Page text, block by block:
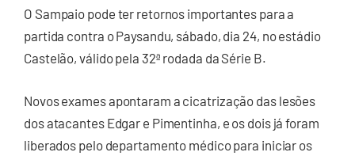
O Sampaio pode ter retornos importantes para a
partida contra o Paysandu, sábado, dia 24, no estádio
Castelão, válido pela 32ª rodada da Série B.
Novos exames apontaram a cicatrização das lesões
dos atacantes Edgar e Pimentinha, e os dois já foram
liberados pelo departamento médico para iniciar os